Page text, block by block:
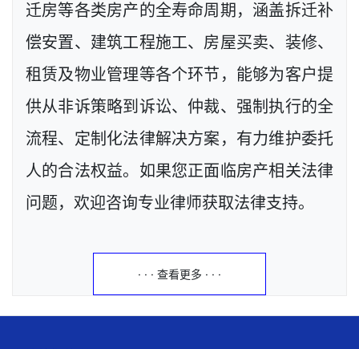
迁房等各类房产的全寿命周期，涵盖拆迁补
偿安置、建筑工程施工、房屋买卖、装修、
租赁及物业管理等各个环节，能够为客户提
供从非诉策略到诉讼、仲裁、强制执行的全
流程、定制化法律解决方案，有力维护委托
人的合法权益。如果您正面临房产相关法律
问题，欢迎咨询专业律师获取法律支持。
· · · 查看更多 · · ·